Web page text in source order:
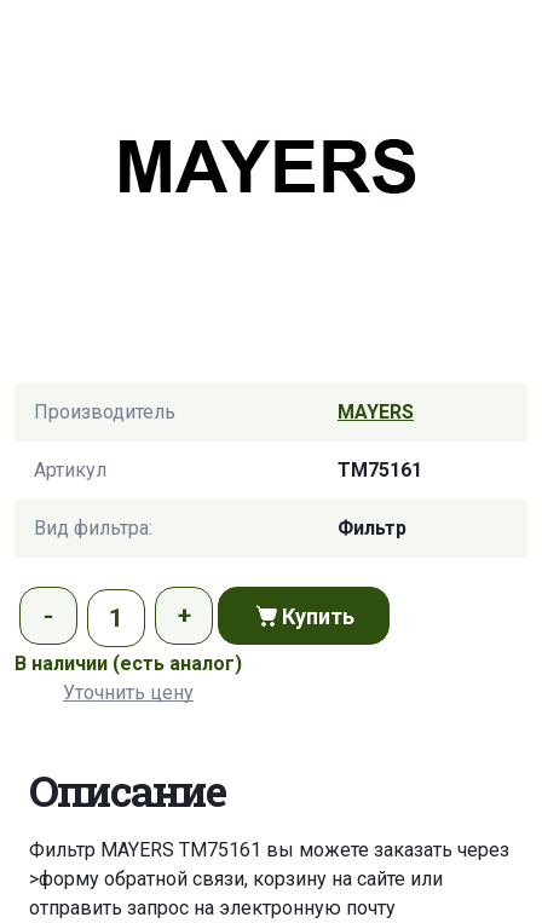
Производитель MAYERS
Артикул TM75161
Вид фильтра: Фильтр
Купить
В наличии (есть аналог)
Уточнить цену
Описание
Фильтр MAYERS TM75161 вы можете заказать через
>форму обратной связи, корзину на сайте или
отправить запрос на электронную почту